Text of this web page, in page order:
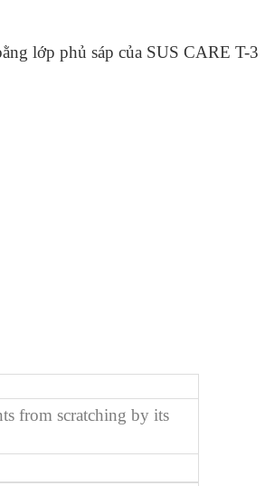
lớp phủ sáp của SUS CARE T-3
from scratching by its